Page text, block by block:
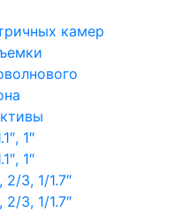
камер
1″
1″
3, 1/1.7″
3, 1/1.7″